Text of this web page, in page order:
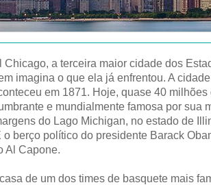
Chicago, a terceira maior cidade dos
imagina o que ela já enfrentou. A
em 1871. Hoje, quase 40
e mundialmente famosa por sua
do Lago Michigan, no estado de
o berço político do presidente Barack
Al Capone.
de um dos times de basquete mais